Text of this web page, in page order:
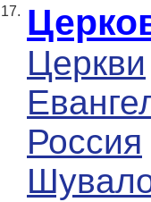
17.
Церкви
Россия